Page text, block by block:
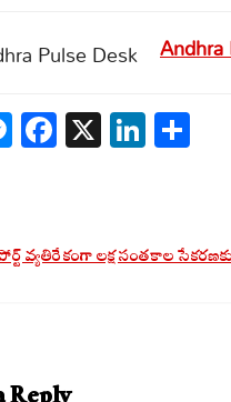
Messenger
Facebook
X
వ్యతిరేకంగా లక్ష సంతకాల